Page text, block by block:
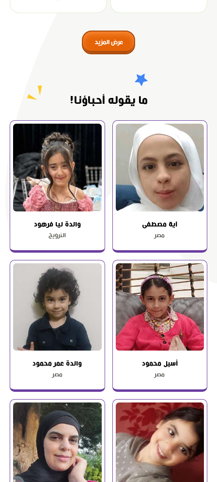
عرض المزيد
ما يقوله أحباؤنا!
آية مصطفى
مصر
والدة ليا فرهود
النرويج
أسيل محمود
مصر
والدة عمر محمود
مصر